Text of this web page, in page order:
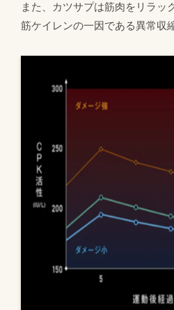
また、カツサプは筋肉をリラッ
筋ケイレンの一因である異常収